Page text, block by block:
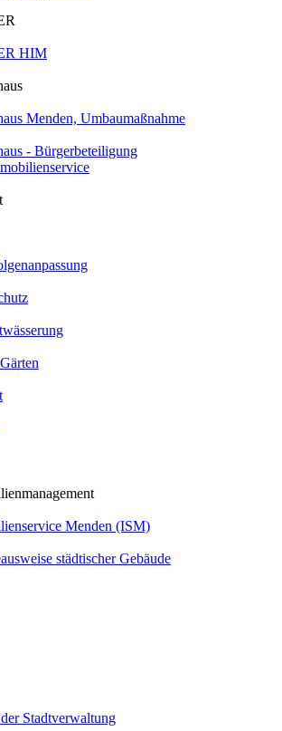
HIM
Menden, Umbaumaßnahme
- Bürgerbeteiligung
Menden (ISM)
städtischer Gebäude
Stadtverwaltung